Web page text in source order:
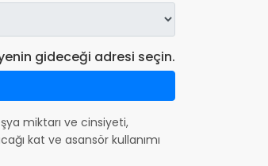
gideceği adresi seçin.
miktarı ve cinsiyeti,
kat ve asansör kullanımı